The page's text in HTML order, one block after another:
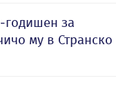
годишен за
му в Странско